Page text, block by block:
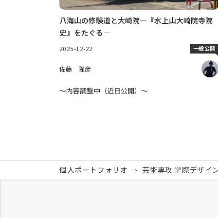
八海山の修験道と大崎院―『水上山大崎院寺院
史』をたぐる―
2025-12-22 一般公開
佐藤 隆彦
～内容調整中（近日公開）～
個人ポートフォリオ 芸術専攻 学際デザイ